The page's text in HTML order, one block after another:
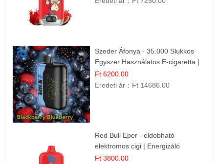
Szeder Áfonya - 35.000 Slukkos
Egyszer Használatos E-cigaretta |
Prémium Ízélmény
Ft 6200.00
Eredeti ár： Ft 14686.00
Red Bull Eper - eldobható
elektromos cigi | Energizáló
Gyümölcs Íz
Ft 3800.00